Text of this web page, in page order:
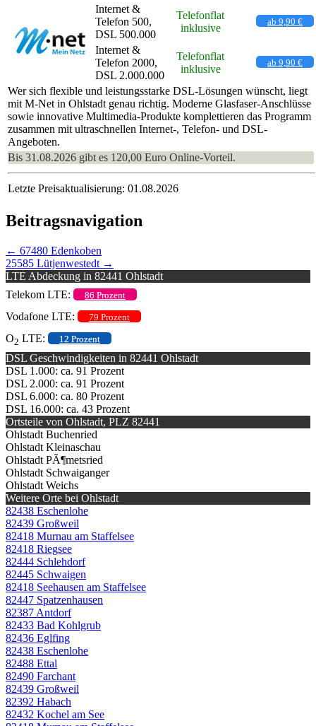
Internet &
Telefon 500,
DSL 500.000
Telefonflat
inklusive
ab 9,90 €
Internet &
Telefon 2000,
DSL 2.000.000
Telefonflat
inklusive
ab 9,90 €
Wer sich flexible und leistungsstarke DSL-Lösungen wünscht, liegt
mit M-Net in Ohlstadt genau richtig. Moderne Glasfaser-Anschlüsse
sowie innovative Multimedia-Produkte komplettieren das Programm
zusammen mit ultraschnellen Internet-, Telefon- und DSL-
Angeboten.
Bis 31.08.2026 gibt es 120,00 Euro Online-Vorteil.
Letzte Preisaktualisierung: 01.08.2026
Beitragsnavigation
← 67480 Edenkoben
25585 Lütjenwestedt →
LTE Abdeckung in 82441 Ohlstadt
Telekom LTE:
86 Prozent
Vodafone LTE: 79 Prozent
O2 LTE: 12 Prozent
DSL Geschwindigkeiten in 82441 Ohlstadt
DSL 1.000: ca. 91 Prozent
DSL 2.000: ca. 91 Prozent
DSL 6.000: ca. 80 Prozent
DSL 16.000: ca. 43 Prozent
Ortsteile von Ohlstadt, PLZ 82441
Ohlstadt Buchenried
Ohlstadt Kleinaschau
Ohlstadt PÃ¶metsried
Ohlstadt Schwaiganger
Ohlstadt Weichs
Weitere Orte bei Ohlstadt
82438 Eschenlohe
82439 Großweil
82418 Murnau am Staffelsee
82418 Riegsee
82444 Schlehdorf
82445 Schwaigen
82418 Seehausen am Staffelsee
82447 Spatzenhausen
82387 Antdorf
82433 Bad Kohlgrub
82436 Eglfing
82438 Eschenlohe
82488 Ettal
82490 Farchant
82439 Großweil
82392 Habach
82432 Kochel am See